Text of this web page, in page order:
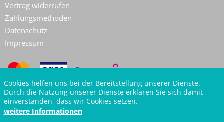
Vertrag widerrufen
Zahlungsmethoden
Datenschutz
Impressum
Cookies helfen uns bei der Bereitstellung unserer Dienste.
Durch die Nutzung unserer Dienste erklären Sie sich damit
einverstanden, dass wir Cookies setzen.
weitere Informationen